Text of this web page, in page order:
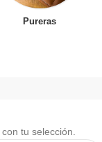
Pureras
tu selección.